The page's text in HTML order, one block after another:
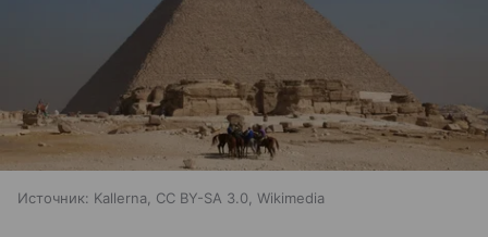
Источник: Kallerna, CC BY-SA 3.0, Wikimedia